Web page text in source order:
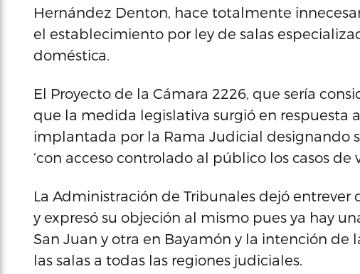
Hernández Denton, hace totalmente
el establecimiento por ley de salas
doméstica.
El Proyecto de la Cámara 2226, que sería
que la medida legislativa surgió en respuesta
implantada por la Rama Judicial designando
‘con acceso controlado al público los casos de
La Administración de Tribunales dejó entrever
y expresó su objeción al mismo pues ya hay
San Juan y otra en Bayamón y la intención de
las salas a todas las regiones judiciales.